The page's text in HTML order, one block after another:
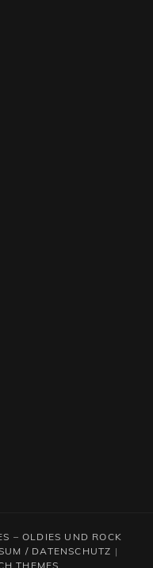
– OLDIES UND ROCK
/ DATENSCHUTZ |
THEMES